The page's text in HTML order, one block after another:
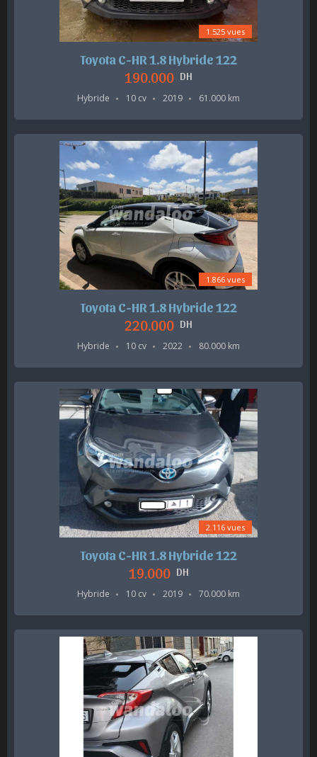
1.525 vues
Toyota C-HR 1.8 Hybride 122
190.000 DH
Hybride 10 cv 2019 61.000 km
1.866 vues
Toyota C-HR 1.8 Hybride 122
220.000 DH
Hybride 10 cv 2022 80.000 km
2.116 vues
Toyota C-HR 1.8 Hybride 122
19.000 DH
Hybride 10 cv 2019 70.000 km